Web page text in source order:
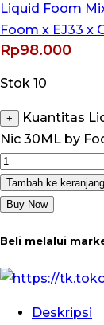
Liquid Foom
Foom x EJ33 x
Rp98.000
Stok 10
+
Kuantitas
Nic 30ML by
Tambah ke keranjang
Buy Now
Beli melalui
Deskripsi